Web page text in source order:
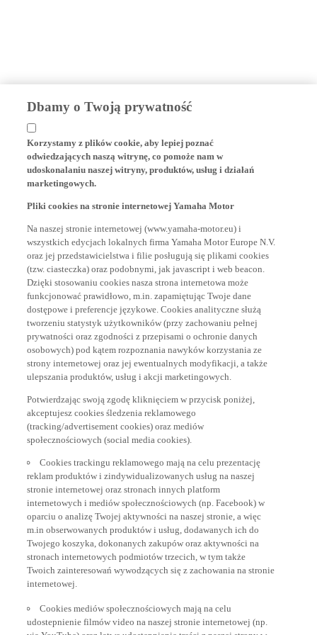
Dbamy o Twoją prywatność
odwiedzających naszą witrynę, co pomoże nam w
udoskonalaniu naszej witryny, produktów, usług i działań
wszystkich edycjach lokalnych firma Yamaha Motor Europe N.V.
oraz jej przedstawicielstwa i filie posługują się plikami cookies
(tzw. ciasteczka) oraz podobnymi, jak javascript i web beacon.
Dzięki stosowaniu cookies nasza strona internetowa może
funkcjonować prawidłowo, m.in. zapamiętując Twoje dane
dostępowe i preferencje językowe. Cookies analityczne służą
tworzeniu statystyk użytkowników (przy zachowaniu pełnej
prywatności oraz zgodności z przepisami o ochronie danych
osobowych) pod kątem rozpoznania nawyków korzystania ze
strony internetowej oraz jej ewentualnych modyfikacji, a także
ulepszania produktów, usług i akcji marketingowych.
akceptujesz cookies śledzenia reklamowego
(tracking/advertisement cookies) oraz mediów
społecznościowych (social media cookies).
reklam produktów i zindywidualizowanych usług na naszej
stronie internetowej oraz stronach innych platform
internetowych i mediów społecznościowych (np. Facebook) w
oparciu o analizę Twojej aktywności na naszej stronie, a więc
m.in obserwowanych produktów i usług, dodawanych ich do
Twojego koszyka, dokonanych zakupów oraz aktywności na
stronach internetowych podmiotów trzecich, w tym także
Twoich zainteresowań wywodzących się z zachowania na stronie
udostepnienie filmów video na naszej stronie internetowej (np.
via YouTube) oraz łatwe udostepnianie treści z naszej strony w